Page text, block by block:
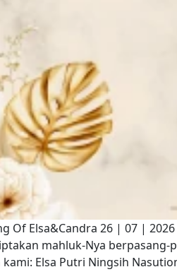
Of Elsa&Candra 26 | 07 |
mahluk-Nya berpasang-
Elsa Putri Ningsih